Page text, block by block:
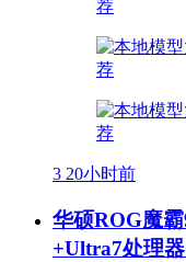
3 20小时前
华硕ROG魔
+Ultra7处理